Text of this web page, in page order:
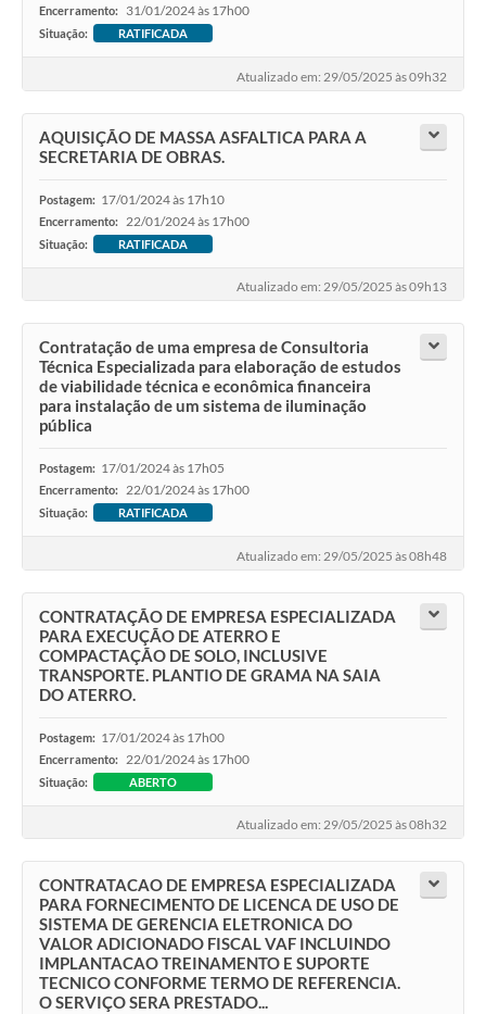
Encerramento: 31/01/2024 às 17h00
Situação: RATIFICADA
Atualizado em: 29/05/2025 às 09h32
AQUISIÇÃO DE MASSA ASFALTICA PARA A
SECRETARIA DE OBRAS.
Postagem: 17/01/2024 às 17h10
Encerramento: 22/01/2024 às 17h00
Situação: RATIFICADA
Atualizado em: 29/05/2025 às 09h13
Contratação de uma empresa de Consultoria
Técnica Especializada para elaboração de estudos
de viabilidade técnica e econômica financeira
para instalação de um sistema de iluminação
pública
Postagem: 17/01/2024 às 17h05
Encerramento: 22/01/2024 às 17h00
Situação: RATIFICADA
Atualizado em: 29/05/2025 às 08h48
CONTRATAÇÃO DE EMPRESA ESPECIALIZADA
PARA EXECUÇÃO DE ATERRO E
COMPACTAÇÃO DE SOLO, INCLUSIVE
TRANSPORTE. PLANTIO DE GRAMA NA SAIA
DO ATERRO.
Postagem: 17/01/2024 às 17h00
Encerramento: 22/01/2024 às 17h00
Situação: ABERTO
Atualizado em: 29/05/2025 às 08h32
CONTRATACAO DE EMPRESA ESPECIALIZADA
PARA FORNECIMENTO DE LICENCA DE USO DE
SISTEMA DE GERENCIA ELETRONICA DO
VALOR ADICIONADO FISCAL VAF INCLUINDO
IMPLANTACAO TREINAMENTO E SUPORTE
TECNICO CONFORME TERMO DE REFERENCIA.
O SERVIÇO SERA PRESTADO...